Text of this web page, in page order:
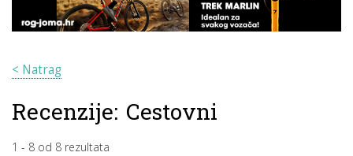
< Natrag
Recenzije: Cestovni
1 - 8 od 8 rezultata